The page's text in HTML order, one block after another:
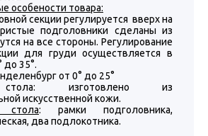
особености товара:
секции регулируется вверх на
подголовники сделаны из
на все стороны. Регулирование
для груди осуществляется в
до 35°.
от 0° до 25°
изготовлено из
искусственной кожи.
стола: рамки подголовника,
два подлокотника.